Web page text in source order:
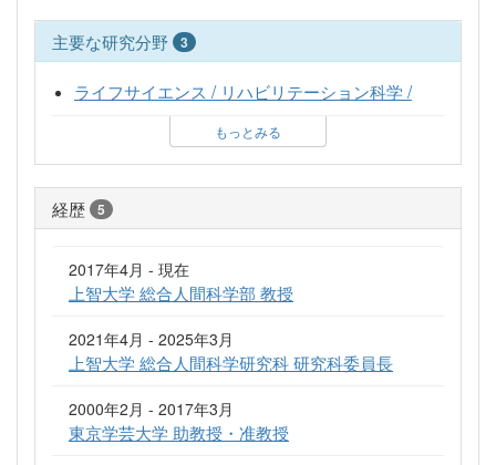
主要な研究分野 3
ライフサイエンス / リハビリテーション科学 /
もっとみる
経歴 5
2017年4月 - 現在
上智大学 総合人間科学部 教授
2021年4月 - 2025年3月
上智大学 総合人間科学研究科 研究科委員長
2000年2月 - 2017年3月
東京学芸大学 助教授・准教授